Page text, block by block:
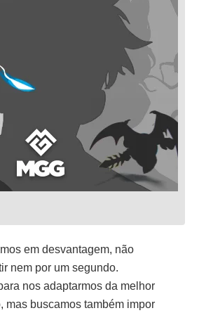
em desvantagem, não
nem por um segundo.
nos adaptarmos da melhor
mas buscamos também impor